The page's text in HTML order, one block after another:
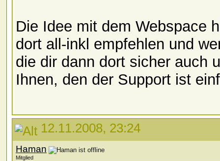
Die Idee mit dem Webspace
dort all-inkl empfehlen und
die dir dann dort sicher auch
Ihnen, den der Support ist
12.11.2008, 23:24
Haman
Mitglied